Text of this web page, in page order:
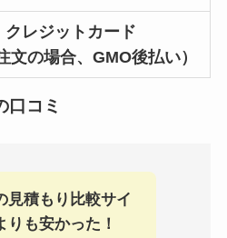
クレジットカード
文の場合、GMO後払い）
口コミ
見積もり比較サイ
りも安かった！